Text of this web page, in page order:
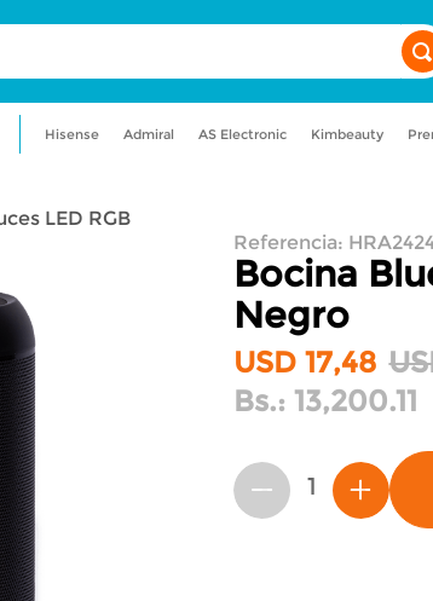
Hisense Admiral AS Electronic Kimbeauty
LED RGB
Referencia:
Bocina
Negro
USD 17,48
Bs.: 13,200.11
＋
－
licuadora